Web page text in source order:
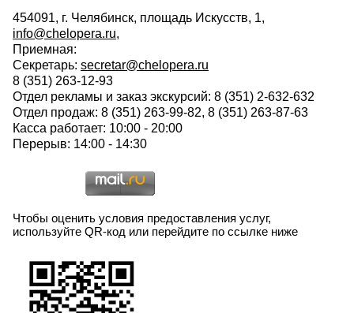
454091, г. Челябинск, площадь Искусств, 1,
info@chelopera.ru,
Приемная:
Секретарь: secretar@chelopera.ru
8 (351) 263-12-93
Отдел рекламы и заказ экскурсий: 8 (351) 2-632-632
Отдел продаж: 8 (351) 263-99-82, 8 (351) 263-87-63
Касса работает: 10:00 - 20:00
Перерыв: 14:00 - 14:30
Чтобы оценить условия предоставления услуг,
используйте QR-код или перейдите по ссылке ниже